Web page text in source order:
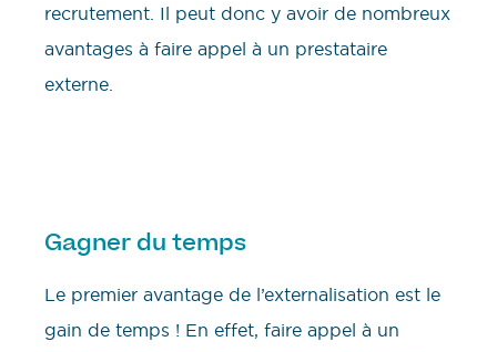
recrutement. Il peut donc y avoir de nombreux
avantages à faire appel à un prestataire
externe.
Gagner du temps
Le premier avantage de l’externalisation est le
gain de temps ! En effet, faire appel à un